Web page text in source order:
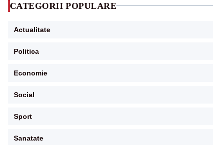
CATEGORII POPULARE
Actualitate
Politica
Economie
Social
Sport
Sanatate